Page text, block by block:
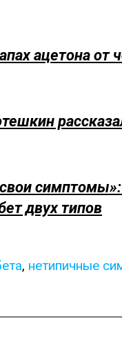
ацетона от
симптомы»:
двух типов
, нетипичные